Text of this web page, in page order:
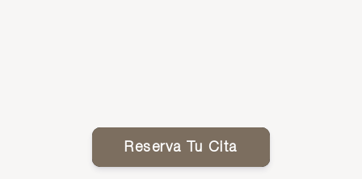
Reserva Tu Cita